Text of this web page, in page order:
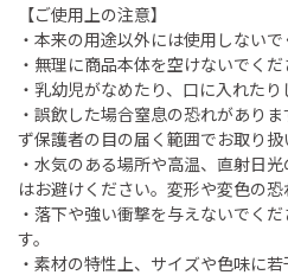
【ご使用上の注意】
・本来の用途以外には使用しないで
・無理に商品本体を空けないでくだ
・乳幼児がなめたり、口に入れた
・誤飲した場合窒息の恐れがあり
ず保護者の目の届く範囲でお取り扱
・水気のある場所や高温、直射日
はお避けください。変形や変色の恐
・落下や強い衝撃を与えないでく
す。
・素材の特性上、サイズや色味に若